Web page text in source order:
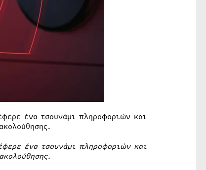
ένα τσουνάμι πληροφοριών και
ένα τσουνάμι πληροφοριών και